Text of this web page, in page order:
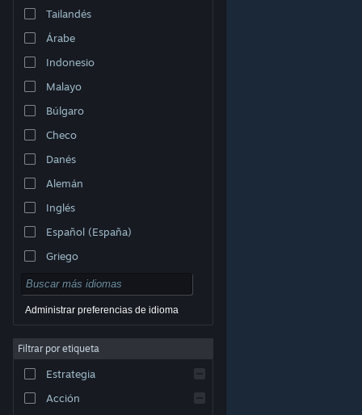
Ver versión clásica
© Valve Corporation. Todos los derechos reservados.
Todas las marcas registradas pertenecen a sus
de Privacidad|Información legal
Acuerdo de Suscriptor a Steam
Cookies
Tailandés
Árabe
Indonesio
Malayo
Búlgaro
Checo
Danés
Alemán
Inglés
Español (España)
Griego
Administrar preferencias de idioma
Filtrar por etiqueta
Estrategia
Acción